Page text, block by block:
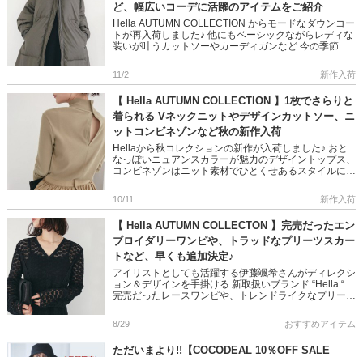
ど、幅広いコーデに活躍のアイテムをご紹介
Hella AUTUMN COLLECTION からモードなダウンコー
トが再入荷しました♪ 他にもベーシックながらレディな
装いが叶うカットソーやカーディガンなど 今の季節に
[…]
11/2 新作入荷
【 Hella AUTUMN COLLECTION 】1枚でさらりと
着られる Vネックニットやデザインカットソー、ニ
ットコンビネゾンなど秋の新作入荷
Hellaから秋コレクションの新作が入荷しました♪ おと
なっぽいニュアンスカラーが魅力のデザイントップス、
コンビネゾンはニット素材でひとくせあるスタイルに◎
ち […]
10/11 新作入荷
【 Hella AUTUMN COLLECTON 】完売だったエン
ブロイダリーワンピや、トラッドなプリーツスカー
トなど、早くも追加決定♪
アイリストとしても活躍する伊藤颯希さんがディレクシ
ョン＆デザインを手掛ける 新取扱いブランド “Hella “
完売だったレースワンピや、トレンドライクなプリーツ
8/29 おすすめアイテム
ただいまより!!【COCODEAL 10％OFF SALE